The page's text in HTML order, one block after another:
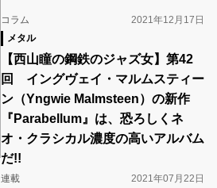
コラム
2021年12月17日
メタル
【西山瞳の鋼鉄のジャズ女】第42
回 イングヴェイ・マルムスティー
ン（Yngwie Malmsteen）の新作
『Parabellum』は、恐ろしくネ
オ・クラシカル濃度の高いアルバム
だ!!
連載 2021年07月22日